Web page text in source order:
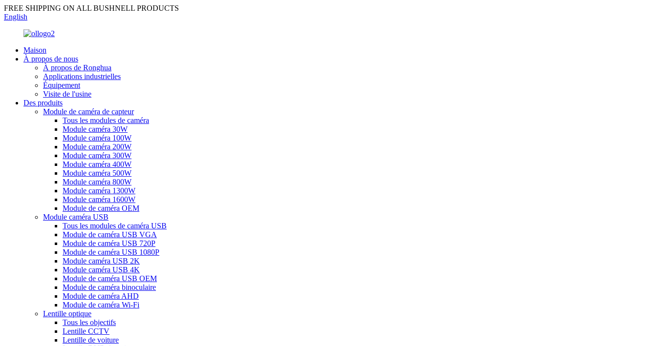
FREE SHIPPING ON ALL BUSHNELL PRODUCTS
English
Maison
À propos de nous
À propos de Ronghua
Applications industrielles
Équipement
Visite de l'usine
Des produits
Module de caméra de capteur
Tous les modules de caméra
Module caméra 30W
Module caméra 100W
Module caméra 200W
Module caméra 300W
Module caméra 400W
Module caméra 500W
Module caméra 800W
Module caméra 1300W
Module caméra 1600W
Module de caméra OEM
Module caméra USB
Tous les modules de caméra USB
Module de caméra USB VGA
Module de caméra USB 720P
Module de caméra USB 1080P
Module caméra USB 2K
Module caméra USB 4K
Module de caméra USB OEM
Module de caméra binoculaire
Module de caméra AHD
Module de caméra Wi-Fi
Lentille optique
Tous les objectifs
Lentille CCTV
Lentille de voiture